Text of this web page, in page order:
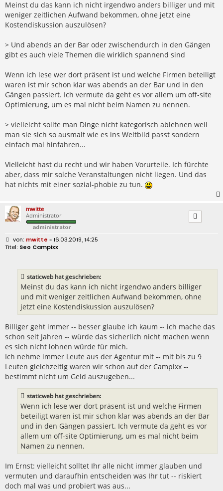
Meinst du das kann ich nicht irgendwo anders billiger und mit
weniger zeitlichen Aufwand bekommen, ohne jetzt eine
Kostendiskussion auszulösen?
> Und abends an der Bar oder zwischendurch in den Gängen
gibt es auch viele Themen die wirklich spannend sind
Wenn ich lese wer dort präsent ist und welche Firmen beteiligt
waren ist mir schon klar was abends an der Bar und in den
Gängen passiert. Ich vermute da geht es vor allem um off-site
Optimierung, um es mal nicht beim Namen zu nennen.
> vielleicht sollte man Dinge nicht kategorisch ablehnen weil
man sie sich so ausmalt wie es ins Weltbild passt sondern
einfach mal hinfahren...
Vielleicht hast du recht und wir haben Vorurteile. Ich fürchte
aber, dass mir solche Veranstaltungen nicht liegen. Und das
hat nichts mit einer sozial-phobie zu tun.
mwitte
Administrator
B
e
i
mwitte » 16.03.2019, 14:25
Seo Campixx
staticweb hat geschrieben:
Meinst du das kann ich nicht irgendwo anders billiger
und mit weniger zeitlichen Aufwand bekommen, ohne
jetzt eine Kostendiskussion auszulösen?
Billiger geht immer -- besser glaube ich kaum -- ich mache das
schon seit Jahren -- würde das sicherlich nicht machen wenn
es sich nicht lohnen würde für mich.
Ich nehme immer Leute aus der Agentur mit -- mit bis zu 9
Leuten gleichzeitig waren wir schon auf der Campixx --
bestimmt nicht um Geld auszugeben...
staticweb hat geschrieben:
Wenn ich lese wer dort präsent ist und welche Firmen
beteiligt waren ist mir schon klar was abends an der Bar
und in den Gängen passiert. Ich vermute da geht es vor
allem um off-site Optimierung, um es mal nicht beim
Namen zu nennen.
Im Ernst: vielleicht solltet Ihr alle nicht immer glauben und
vermuten und daraufhin entscheiden was Ihr tut -- riskiert
doch mal was und probiert was aus...